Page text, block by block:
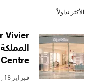
الأكثر تداولاً
Centre الرياض
فبراير 18, 2026